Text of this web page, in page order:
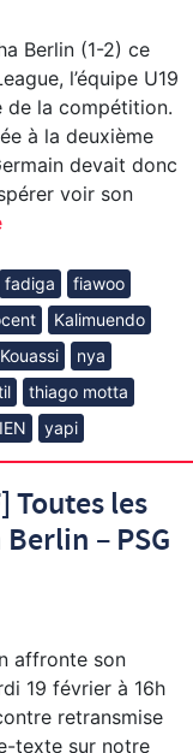
Berlin (1-2) ce
l’équipe U19
de la compétition.
à la deuxième
devait donc
voir son
fadiga
fiawoo
Kalimuendo
nya
thiago motta
yapi
Toutes les
– PSG
affronte son
19 février à 16h
retransmise
texte sur notre